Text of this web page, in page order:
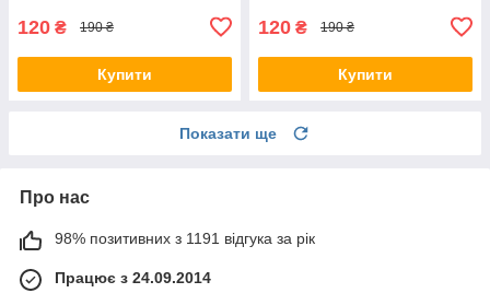
120 ₴ 190 ₴
Купити
120 ₴ 190 ₴
Купити
Показати ще
Про нас
98% позитивних з 1191 відгука за рік
Працює з 24.09.2014